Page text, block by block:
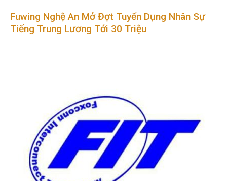
Fuwing Nghệ An Mở Đợt Tuyển Dụng Nhân Sự
Tiếng Trung Lương Tới 30 Triệu